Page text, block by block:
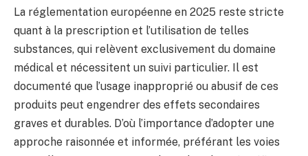
La réglementation européenne en 2025 reste stricte
quant à la prescription et l’utilisation de telles
substances, qui relèvent exclusivement du domaine
médical et nécessitent un suivi particulier. Il est
documenté que l’usage inapproprié ou abusif de ces
produits peut engendrer des effets secondaires
graves et durables. D’où l’importance d’adopter une
approche raisonnée et informée, préférant les voies